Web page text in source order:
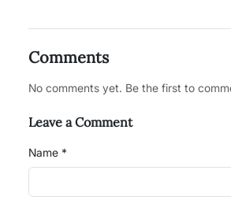
Comments
No comments yet. Be the first to
Leave a Comment
Name *